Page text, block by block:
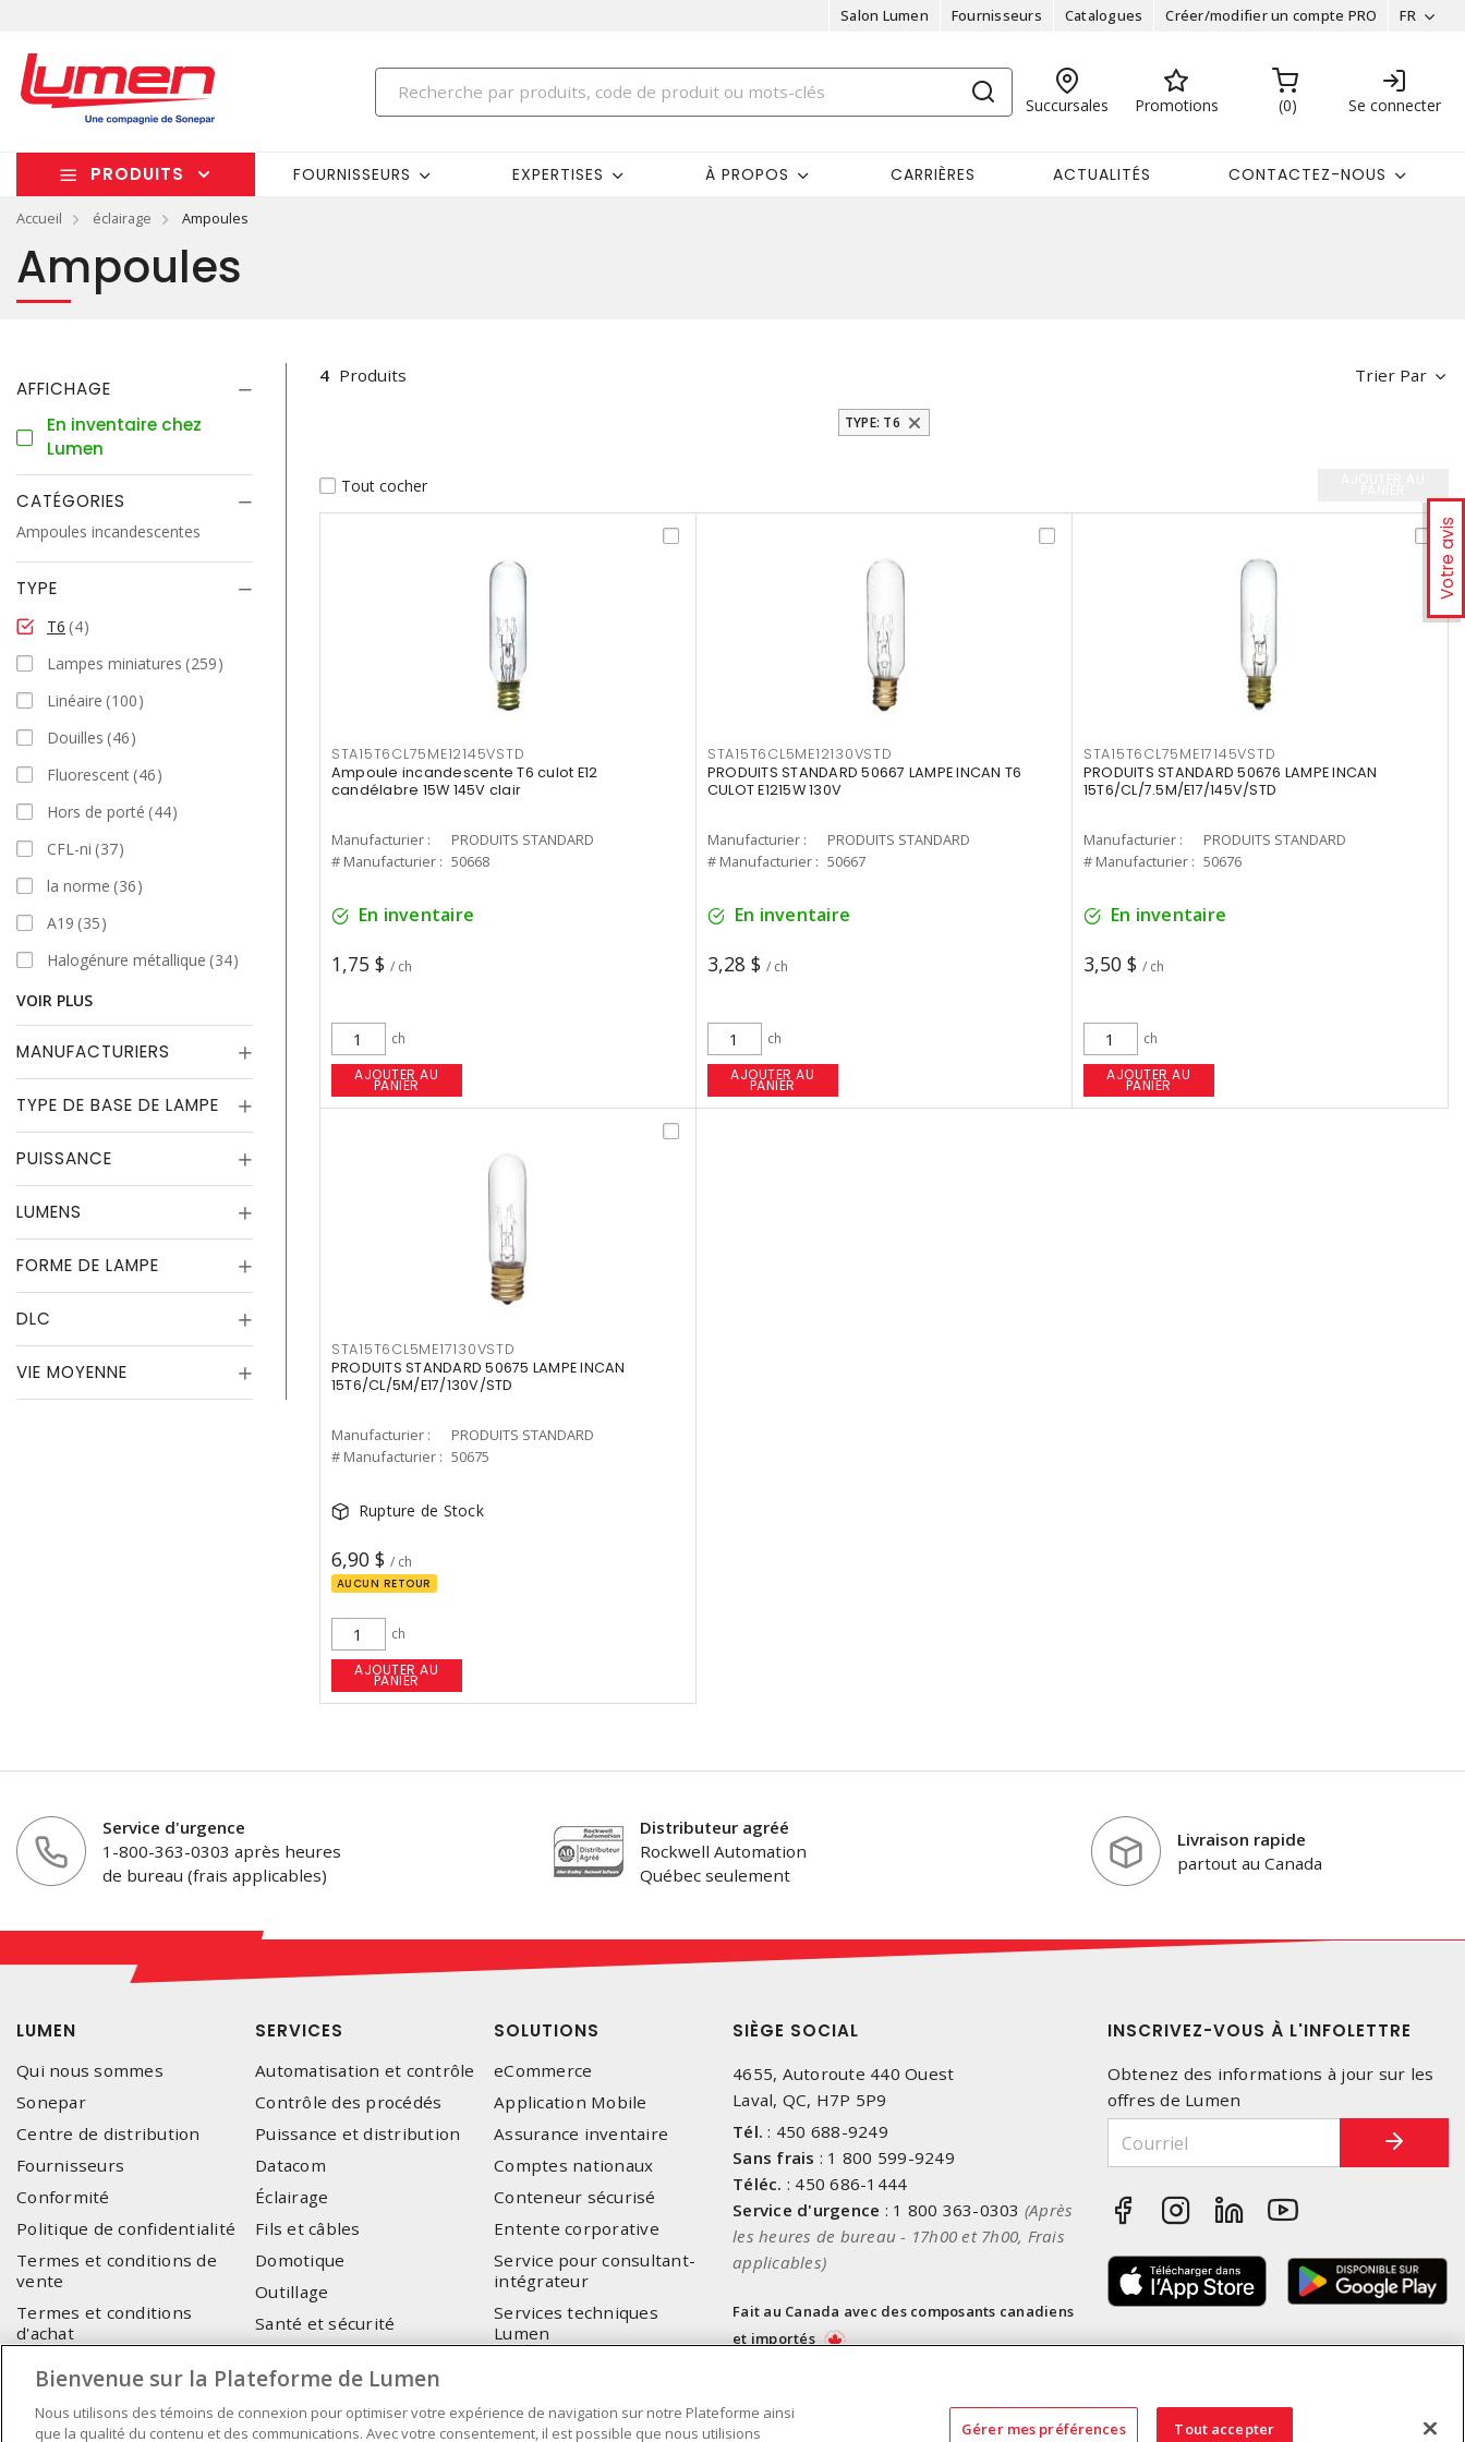
Salon Lumen Fournisseurs Catalogues Créer/modifier un compte PRO FR
Succursales Promotions 0 Se connecter
PRODUITS FOURNISSEURS EXPERTISES À PROPOS CARRIÈRES ACTUALITÉS CONTACTEZ-NOUS
Accueil éclairage Ampoules
Votre avis
Ampoules
AFFICHAGE
En inventaire chez
Lumen
CATÉGORIES
Ampoules incandescentes
TYPE
T6 4
Lampes miniatures 259
Linéaire 100
Douilles 46
Fluorescent 46
Hors de porté 44
CFL-ni 37
la norme 36
A19 35
Halogénure métallique 34
VOIR PLUS
MANUFACTURIERS
TYPE DE BASE DE LAMPE
PUISSANCE
LUMENS
FORME DE LAMPE
DLC
VIE MOYENNE
Trier Par
4 Produits
TYPE: T6
Tout cocher
STA15T6CL75ME12145VSTD
Ampoule incandescente T6 culot E12
candélabre 15W 145V clair
Manufacturier :
PRODUITS STANDARD
# Manufacturier : 50668
En inventaire
1,75 $ / ch
ch
AJOUTER AU
PANIER
STA15T6CL5ME12130VSTD
PRODUITS STANDARD 50667 LAMPE INCAN T6
CULOT E1215W 130V
Manufacturier :
PRODUITS STANDARD
# Manufacturier : 50667
En inventaire
3,28 $ / ch
ch
AJOUTER AU
PANIER
STA15T6CL75ME17145VSTD
PRODUITS STANDARD 50676 LAMPE INCAN
15T6/CL/7.5M/E17/145V/STD
Manufacturier :
PRODUITS STANDARD
# Manufacturier : 50676
En inventaire
3,50 $ / ch
ch
AJOUTER AU
PANIER
STA15T6CL5ME17130VSTD
PRODUITS STANDARD 50675 LAMPE INCAN
15T6/CL/5M/E17/130V/STD
Manufacturier :
PRODUITS STANDARD
# Manufacturier : 50675
Rupture de Stock
6,90 $ / ch
AUCUN RETOUR
ch
AJOUTER AU
PANIER
Service d'urgence
1-800-363-0303 après heures
de bureau (frais applicables)
Distributeur agréé
Rockwell Automation
Québec seulement
Livraison rapide
partout au Canada
LUMEN
Qui nous sommes
Sonepar
Centre de distribution
Fournisseurs
Conformité
Politique de confidentialité
Termes et conditions de
vente
Termes et conditions
d'achat
Nous joindre
SERVICES
Automatisation et contrôle
Contrôle des procédés
Puissance et distribution
Datacom
Éclairage
Fils et câbles
Domotique
Outillage
Santé et sécurité
transports
SOLUTIONS
eCommerce
Application Mobile
Assurance inventaire
Comptes nationaux
Conteneur sécurisé
Entente corporative
Service pour consultant-
intégrateur
Services techniques
Lumen
SIÈGE SOCIAL
4655, Autoroute 440 Ouest
Laval, QC, H7P 5P9
Tél. : 450 688-9249
Sans frais : 1 800 599-9249
Téléc. : 450 686-1444
Service d'urgence : 1 800 363-0303 (Après
les heures de bureau - 17h00 et 7h00, Frais
applicables)
Fait au Canada avec des composants canadiens
et importés
INSCRIVEZ-VOUS À L'INFOLETTRE
Obtenez des informations à jour sur les
offres de Lumen
Bienvenue sur la Plateforme de Lumen
Nous utilisons des témoins de connexion pour optimiser votre expérience de navigation sur notre Plateforme ainsi
que la qualité du contenu et des communications. Avec votre consentement, il est possible que nous utilisions
Gérer mes préférences Tout accepter